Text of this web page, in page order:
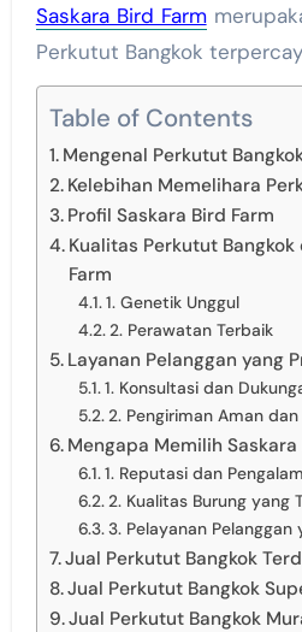
Saskara Bird Farm
Perkutut Bangkok
Table of Contents
Mengenal Perkutut
Kelebihan Memelihara
Profil Saskara Bird Farm
Kualitas Perkutut Bangkok
Farm
1. Genetik Unggul
2. Perawatan Terbaik
Layanan Pelanggan yang
1. Konsultasi dan
2. Pengiriman Aman
Mengapa Memilih Saskara
1. Reputasi dan
2. Kualitas Burung yang
3. Pelayanan Pelanggan
Jual Perkutut Bangkok
Jual Perkutut Bangkok
Jual Perkutut Bangkok